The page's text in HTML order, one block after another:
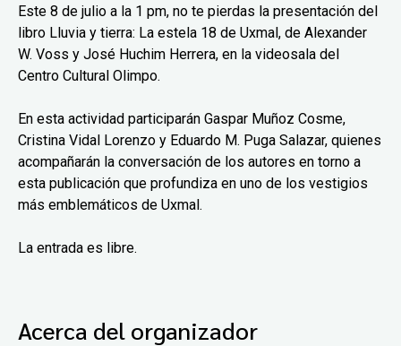
Este 8 de julio a la 1 pm, no te pierdas la presentación del
libro Lluvia y tierra: La estela 18 de Uxmal, de Alexander
W. Voss y José Huchim Herrera, en la videosala del
Centro Cultural Olimpo.
En esta actividad participarán Gaspar Muñoz Cosme,
Cristina Vidal Lorenzo y Eduardo M. Puga Salazar, quienes
acompañarán la conversación de los autores en torno a
esta publicación que profundiza en uno de los vestigios
más emblemáticos de Uxmal.
La entrada es libre.
Acerca del organizador